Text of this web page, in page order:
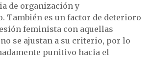
de organización y
También es un factor de deterioro
feminista con aquellas
se ajustan a su criterio, por lo
punitivo hacia el